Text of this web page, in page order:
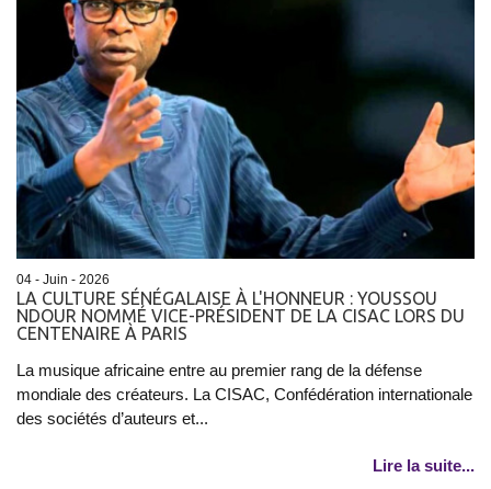
04 - Juin - 2026
LA CULTURE SÉNÉGALAISE À L'HONNEUR : YOUSSOU
NDOUR NOMMÉ VICE-PRÉSIDENT DE LA CISAC LORS DU
CENTENAIRE À PARIS
La musique africaine entre au premier rang de la défense
mondiale des créateurs. La CISAC, Confédération internationale
des sociétés d’auteurs et...
Lire la suite...